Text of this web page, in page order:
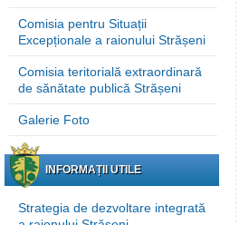
Comisia pentru Situații
Excepționale a raionului Strășeni
Comisia teritorială extraordinară
de sănătate publică Strășeni
Galerie Foto
INFORMAȚII UTILE
Strategia de dezvoltare integrată